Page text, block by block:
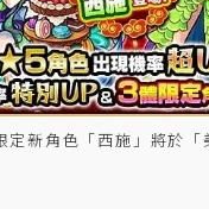
定新角色「西施」將於